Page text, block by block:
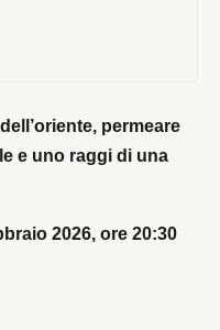
permeare
e uno raggi di una
2026, ore 20:30